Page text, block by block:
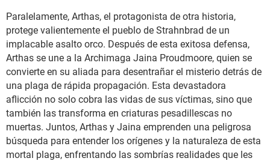
Paralelamente, Arthas, el protagonista de otra historia,
protege valientemente el pueblo de Strahnbrad de un
implacable asalto orco. Después de esta exitosa defensa,
Arthas se une a la Archimaga Jaina Proudmoore, quien se
convierte en su aliada para desentrañar el misterio detrás de
una plaga de rápida propagación. Esta devastadora
aflicción no solo cobra las vidas de sus víctimas, sino que
también las transforma en criaturas pesadillescas no
muertas. Juntos, Arthas y Jaina emprenden una peligrosa
búsqueda para entender los orígenes y la naturaleza de esta
mortal plaga, enfrentando las sombrías realidades que les